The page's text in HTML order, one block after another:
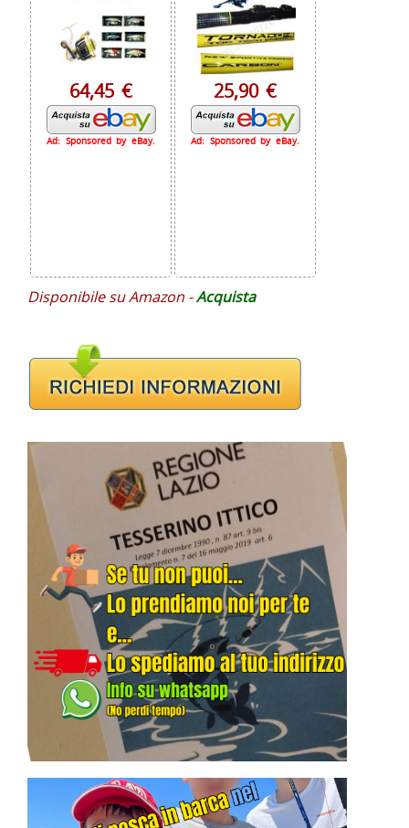
64,45 €
Ad: Sponsored by eBay.
25,90 €
Ad: Sponsored by eBay.
Disponibile su Amazon -Acquista